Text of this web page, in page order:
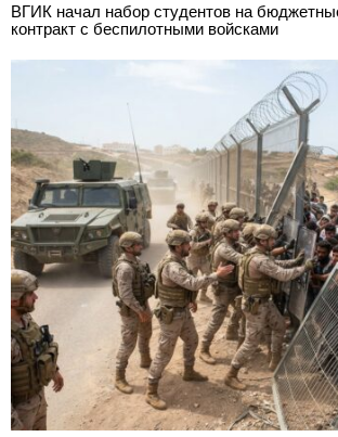
ВГИК начал набор студентов на
контракт с беспилотными войсками